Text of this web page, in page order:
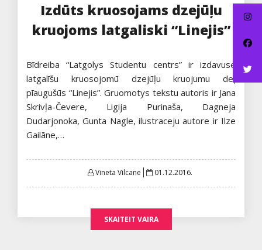
Izdūts kruosojams dzejūļu
kruojoms latgaliski “Linejis”
Bīdreiba “Latgolys Studentu centrs” ir izdavuse
latgalīšu kruosojomū dzejūļu kruojumu deļ
pīaugušūs “Linejis”. Gruomotys tekstu autoris ir Jana
Skrivļa-Čevere, Ligija Purinaša, Dagneja
Dudarjonoka, Gunta Nagle, ilustraceju autore ir Ilze
Gailāne,…
Vineta Vilcane
Posted
01.12.2016.
SKAITEIT VAIRA